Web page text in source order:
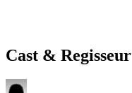
Cast & Regisseur